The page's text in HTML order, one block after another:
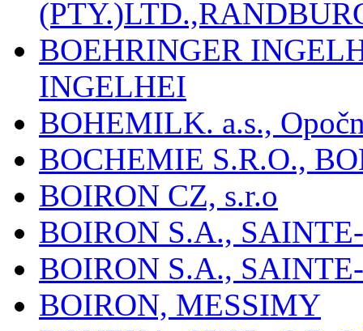
BOEHRINGER
INGELHEI
BOHEMILK. a.s.,
BOCHEMIE S.R.O.,
BOIRON CZ, s.r.o
BOIRON S.A.,
BOIRON S.A.,
BOIRON, MESSIMY